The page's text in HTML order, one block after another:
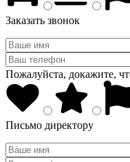
Заказать звонок
Пожалуйста, докажите,
Письмо директору